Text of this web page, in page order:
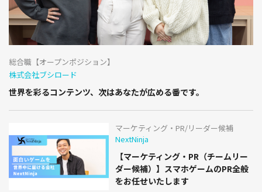
総合職【オープンポジション】
株式会社ブシロード
世界を彩るコンテンツ、次はあなたが広める番です。
マーケティング・PR/リーダー候補
NextNinja
【マーケティング・PR（チームリー
ダー候補）】スマホゲームのPR全般
をお任せいたします